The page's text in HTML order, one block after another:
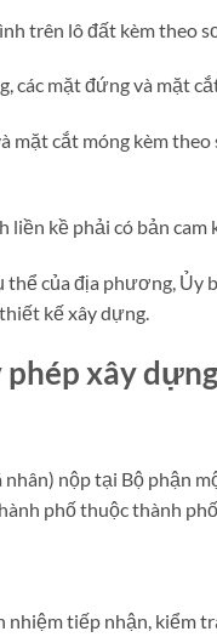
trên lô đất kèm theo
các mặt đứng và mặt
mặt cắt móng kèm
liền kề phải có bản
thể của địa phương, Ủy
kế xây dựng.
xây
nhân) nộp tại Bộ phận
phố thuộc thành
tiếp nhận, kiểm